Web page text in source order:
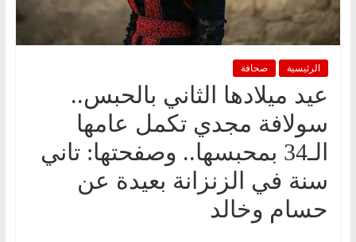
الرئيسية صحافة
عيد ميلادها الثاني بالحبس..
سولافة مجدي تكمل عامها
الـ34 بمحبسها.. وصفحتها: تاني
سنة في الزنزانة بعيدة عن
حسام وخالد